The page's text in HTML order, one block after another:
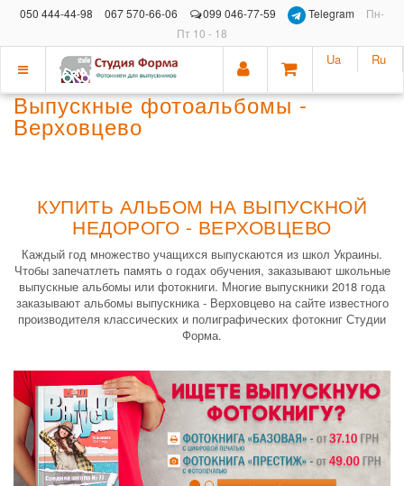
050 444-44-98 067 570-66-06 099 046-77-59 Telegram
Пн-
Пт 10 - 18
Показать
меню
Ua Ru
Выпускные фотоальбомы -
Верховцево
КУПИТЬ АЛЬБОМ НА ВЫПУСКНОЙ
НЕДОРОГО - ВЕРХОВЦЕВО
Каждый год множество учащихся выпускаются из школ Украины.
Чтобы запечатлеть память о годах обучения, заказывают школьные
выпускные альбомы или фотокниги. Многие выпускники 2018 года
заказывают альбомы выпускника - Верховцево на сайте известного
производителя классических и полиграфических фотокниг Студии
Форма.